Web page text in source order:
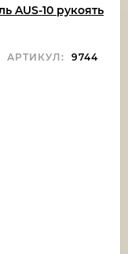
AUS-10 рукоять
АРТИКУЛ: 9744